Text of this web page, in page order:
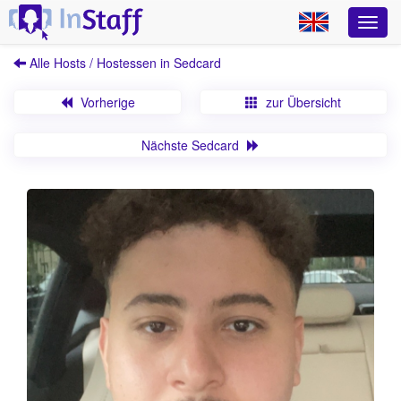
Alle Hosts / Hostessen in Sedcard
Vorherige zur Übersicht
Nächste Sedcard